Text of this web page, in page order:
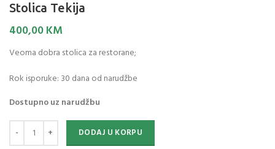
Stolica Tekija
400,00KM
Veoma dobra stolica za restorane;
Rok isporuke: 30 dana od narudžbe
Dostupno uz narudžbu
DODAJ U KORPU